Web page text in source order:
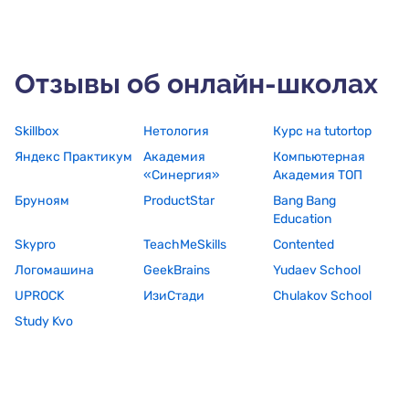
Отзывы об онлайн-школах
Skillbox Нетология
Курс на tutortop
Яндекс Практикум
Академия
«Синергия»
Компьютерная
Академия ТОП
Бруноям
ProductStar
Bang Bang
Education
Skypro
TeachMeSkills
Contented
Логомашина
GeekBrains
Yudaev School
UPROCK
ИзиСтади
Chulakov School
Study Kvo